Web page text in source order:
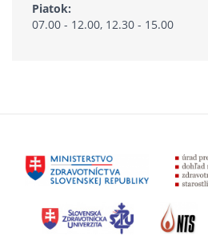
Piatok:
07.00 - 12.00, 12.30 - 15.00